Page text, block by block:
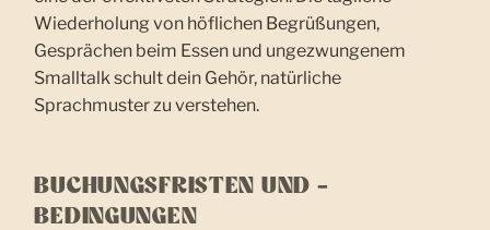
Wiederholung von höflichen Begrüßungen,
Gesprächen beim Essen und ungezwungenem
Smalltalk schult dein Gehör, natürliche
Sprachmuster zu verstehen.
BUCHUNGSFRISTEN UND -
BEDINGUNGEN